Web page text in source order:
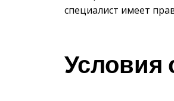
специалист имеет
Условия